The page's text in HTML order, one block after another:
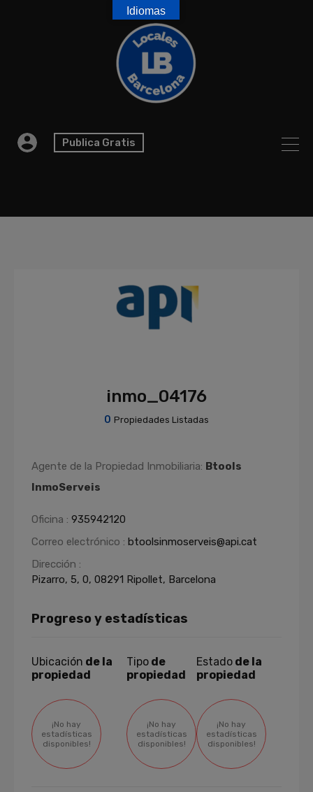
Publica Gratis
inmo_04176
0 Propiedades Listadas
Agente de la Propiedad Inmobiliaria: Btools
InmoServeis
Oficina : 935942120
Correo electrónico : btoolsinmoserveis@api.cat
Dirección :
Pizarro, 5, 0, 08291 Ripollet, Barcelona
Progreso y estadísticas
Ubicación de la
propiedad
¡No hay
estadísticas
disponibles!
Tipo de
propiedad
¡No hay
estadísticas
disponibles!
Estado de la
propiedad
¡No hay
estadísticas
disponibles!
Idiomas